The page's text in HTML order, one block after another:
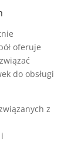
oferuje
do obsługi
z